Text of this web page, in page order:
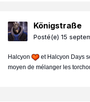
Königstraße
Posté(e) 15
Halcyon
et Halcyon Days
moyen de mélanger les